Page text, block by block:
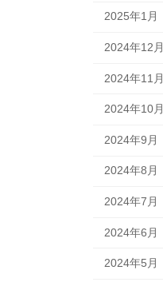
2025年1月
2024年12月
2024年11月
2024年10月
2024年9月
2024年8月
2024年7月
2024年6月
2024年5月